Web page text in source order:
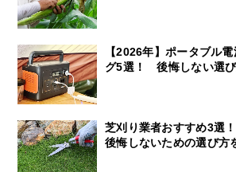
【2026年】ポータブル
グ5選！ 後悔しない選
芝刈り業者おすすめ3選
後悔しないための選び方